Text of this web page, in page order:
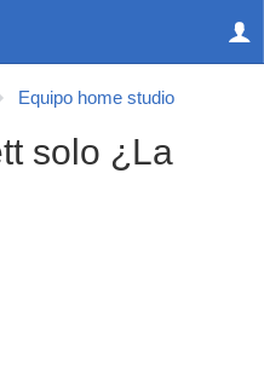
Equipo home studio
solo ¿La